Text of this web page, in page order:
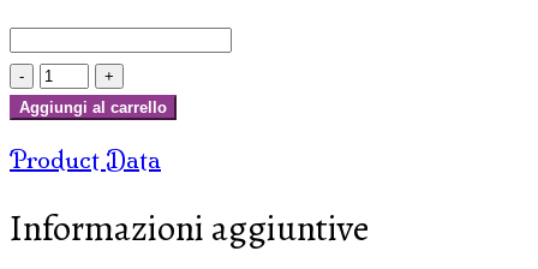
FASCIA
PER
IN
A
TUBO
Aggiungi al carrello
Product Data
Informazioni aggiuntive